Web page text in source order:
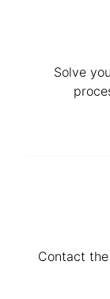
Solve
Contact